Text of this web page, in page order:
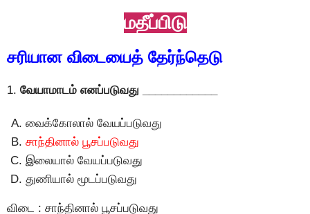
மதீப்பிடு
சரியான விடையைத் தேர்ந்தெடு
1. வேயாமாடம் எனப்படுவது ____________
வைக்கோலால் வேயப்படுவது
சாந்தினால் பூசப்படுவது
இலையால் வேயப்படுவது
துணியால் மூடப்படுவது
விடை : சாந்தினால் பூசப்படுவது